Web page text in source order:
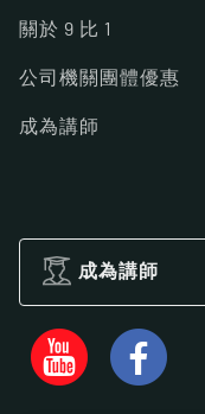
關於 9 比 1
公司機關團體優惠
成為講師
成為講師